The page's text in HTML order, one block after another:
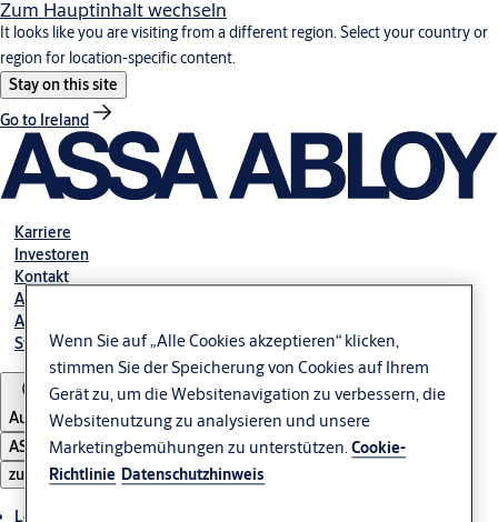
Zum Hauptinhalt wechseln
It looks like you are visiting from a different region. Select your country or
region for location-specific content.
Stay on this site
Go to Ireland
Karriere
Investoren
Kontakt
Ansprechpartner Automatiktüren
Ansprechpartner Industrietore GmbH
Störung melden
Austria
ASSA ABLOY Group
zu öffnen
Lösungen und Produkte
Wenn Sie auf „Alle Cookies akzeptieren“ klicken,
stimmen Sie der Speicherung von Cookies auf Ihrem
Gerät zu, um die Websitenavigation zu verbessern, die
Websitenutzung zu analysieren und unsere
Marketingbemühungen zu unterstützen.Cookie-
Richtlinie Datenschutzhinweis